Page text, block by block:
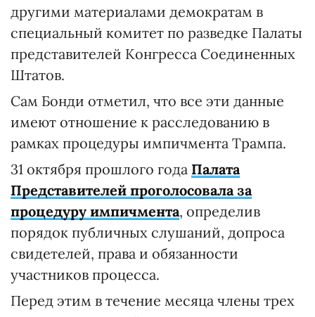
другими материалами демократам в
специальный комитет по разведке Палаты
представителей Конгресса Соединенных
Штатов.
Сам Бонди отметил, что все эти данные
имеют отношение к расследованию в
рамках процедуры импичмента Трампа.
31 октября прошлого года Палата
Представителей проголоcовала за
процедуру импичмента, определив
порядок публичных слушаний, допроса
свидетелей, права и обязанности
участников процесса.
Перед этим в течение месяца члены трех